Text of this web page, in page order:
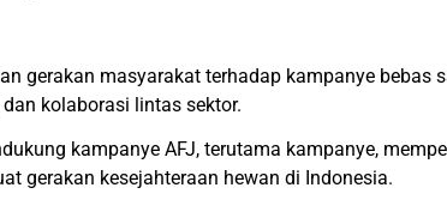
gerakan masyarakat terhadap kampanye bebas
kolaborasi lintas sektor.
kampanye AFJ, terutama kampanye,
gerakan kesejahteraan hewan di Indonesia.